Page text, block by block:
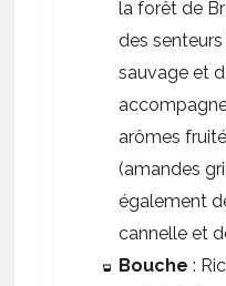
la forêt de
des
sauvage et
arômes
(amandes
également
cannelle et
Bouche :